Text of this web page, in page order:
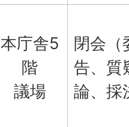
本庁舎5
階
議場
閉会（
告、質
論、採